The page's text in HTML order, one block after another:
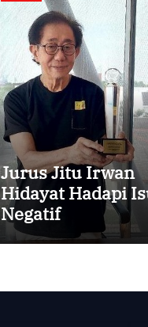
Jurus Jitu Irwan
Hidayat Hadapi
Negatif